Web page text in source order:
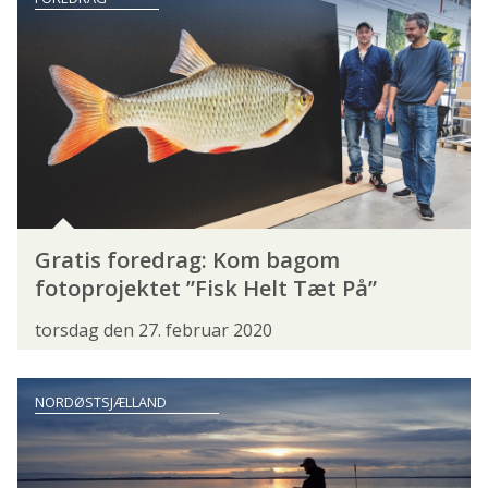
SILDEHAJ
SKALLE SKRUBBE SKÆLKARPE
SLETHVARRE SMELT SMOLT
SNÆBEL SPEJLKARPE STALLING
STEELHEAD STENBIDER
STRØMSKALLE STØR
SØLVKARPE SØLVLAKS SØLVØRRED
SØØRRED TIGERØRRED
TORSK VÅGMÆR
ØRRED ÅL ÅLEKVABBE
FISKEREN
Gratis foredrag: Kom bagom
fotoprojektet ”Fisk Helt Tæt På”
torsdag den 27. februar 2020
NORDØSTSJÆLLAND